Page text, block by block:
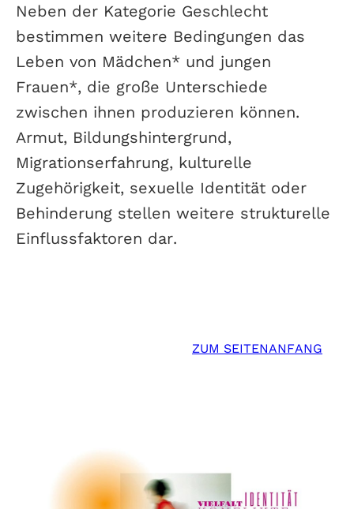
Neben der Kategorie Geschlecht
bestimmen weitere Bedingungen das
Leben von Mädchen* und jungen
Frauen*, die große Unterschiede
zwischen ihnen produzieren können.
Armut, Bildungshintergrund,
Migrationserfahrung, kulturelle
Zugehörigkeit, sexuelle Identität oder
Behinderung stellen weitere strukturelle
Einflussfaktoren dar.
ZUM SEITENANFANG